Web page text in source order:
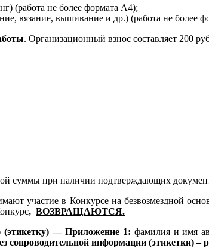
(работа не более формата А4);
вязание, вышивание и др.) (работа не более
. Организационный взнос составляет 200
суммы при наличии подтверждающих
участие в Конкурсе на безвозмездной
, ВОЗВРАЩАЮТСЯ.
(этикетку) — Приложение 1: фамилия и имя
сопроводительной информации (этикетки) –